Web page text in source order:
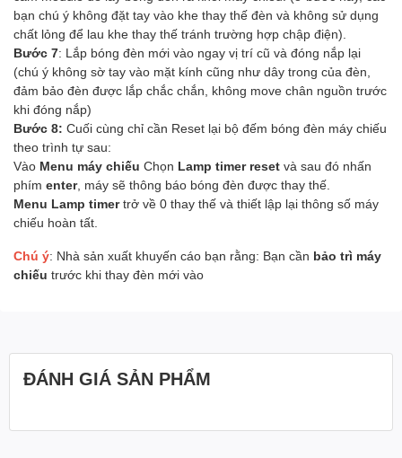
bạn chú ý không đặt tay vào khe thay thế đèn và không sử dụng
chất lỏng để lau khe thay thế tránh trường hợp chập điện).
Bước 7: Lắp bóng đèn mới vào ngay vị trí cũ và đóng nắp lại
(chú ý không sờ tay vào mặt kính cũng như dây trong của đèn,
đảm bảo đèn được lắp chắc chắn, không move chân nguồn trước
khi đóng nắp)
Bước 8: Cuối cùng chỉ cần Reset lại bộ đếm bóng đèn máy chiếu
theo trình tự sau:
Vào Menu máy chiếu Chọn Lamp timer reset và sau đó nhấn
phím enter, máy sẽ thông báo bóng đèn được thay thế.
Menu Lamp timertrở về 0 thay thế và thiết lập lại thông số máy
chiếu hoàn tất.
Chú ý: Nhà sản xuất khuyến cáo bạn rằng: Bạn cần bảo trì máy
chiếu trước khi thay đèn mới vào
ĐÁNH GIÁ SẢN PHẨM